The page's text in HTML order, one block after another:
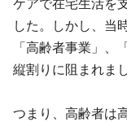
ケアで在宅生活を
した。
しかし、当
「高齢者事業」、
縦割りに阻まれま
つまり、高齢者は